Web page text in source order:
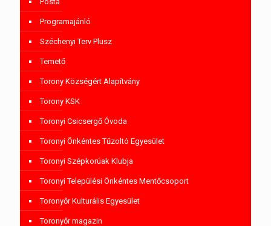
Programajánló
Széchenyi Terv Plusz
Temető
Torony Községért Alapítvány
Torony KSK
Toronyi Csicsergő Óvoda
Toronyi Önkéntes Tűzoltó Egyesület
Toronyi Szépkorúak Klubja
Toronyi Települési Önkéntes Mentőcsoport
Toronyőr Kulturális Egyesület
Toronyőr magazin